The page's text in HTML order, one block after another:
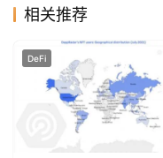
相关推荐
DeFi